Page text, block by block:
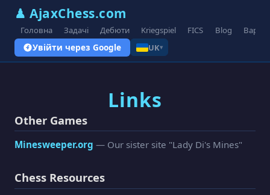
♟ AjaxChess.com
Головна Задачі Дебюти Kriegspiel FICS Blog
Увійти через Google UK▾
Links
Other Games
Minesweeper.org — Our sister site "Lady Di's Mines"
Chess Resources